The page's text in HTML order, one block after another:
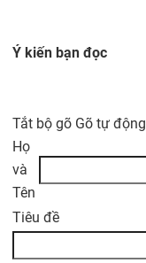
Ý kiến bạn đọc
Tắt bộ gõ Gõ tự động
Họ
và
Tên
Tiêu đề